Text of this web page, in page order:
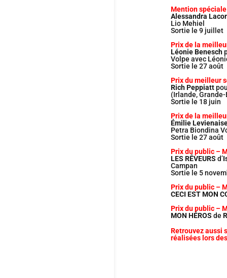
Mention spéciale
Alessandra
Lio Mehiel
Sortie le 9 juillet
Prix de la
Léonie Benesch
Volpe avec
Sortie le 27 août
Prix du meilleur
Rich Peppiatt
(Irlande,
Sortie le 18 juin
Prix de la
Émilie
Petra Biondina
Sortie le 27 août
Prix du public –
LES RÊVEURS d’
Campan
Sortie le 5
Prix du public –
CECI EST MON
Prix du public –
MON HÉROS de
Retrouvez aussi
réalisées lors